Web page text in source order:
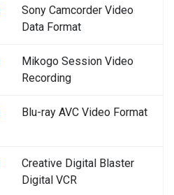
Sony Camcorder Video
Data Format
Mikogo Session Video
Recording
Blu-ray AVC Video Format
Creative Digital Blaster
Digital VCR